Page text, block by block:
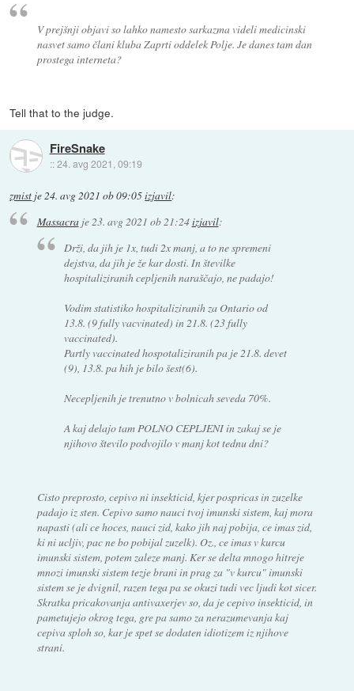
V prejšnji objavi so lahko namesto sarkazma videli medicinski
nasvet samo člani kluba Zaprti oddelek Polje. Je danes tam dan
prostega interneta?
Tell that to the judge.
FireSnake
::24. avg 2021, 09:19
zmist je24. avg 2021 ob 09:05izjavil:
Massacraje23. avg 2021 ob 21:24izjavil:
Drži, da jih je 1x, tudi 2x manj, a to ne spremeni
dejstva, da jih je že kar dosti. In številke
hospitaliziranih cepljenih naraščajo, ne padajo!
Vodim statistiko hospitaliziranih za Ontario od
13.8. (9 fully vacvinated) in 21.8. (23 fully
vaccinated).
Partly vaccinated hospotaliziranih pa je 21.8. devet
(9), 13.8. pa hih je bilo šest(6).
Necepljenih je trenutno v bolnicah seveda 70%.
A kaj delajo tam POLNO CEPLJENI in zakaj se je
njihovo število podvojilo v manj kot tednu dni?
Cisto preprosto, cepivo ni insekticid, kjer pospricas in zuzelke
padajo iz sten. Cepivo samo nauci tvoj imunski sistem, kaj mora
napasti (ali ce hoces, nauci zid, kako jih naj pobija, ce imas zid,
ki ni ucljiv, pac ne bo pobijal zuzelk). Oz., ce imas v kurcu
imunski sistem, potem zaleze manj. Ker se delta mnogo hitreje
mnozi imunski sistem tezje brani in prag za "v kurcu" imunski
sistem se je dvignil, razen tega pa se okuzi tudi vec ljudi kot sicer.
Skratka pricakovanja antivaxerjev so, da je cepivo insekticid, in
pametujejo okrog tega, gre pa samo za nerazumevanja kaj
cepiva sploh so, kar je spet se dodaten idiotizem iz njihove
strani.